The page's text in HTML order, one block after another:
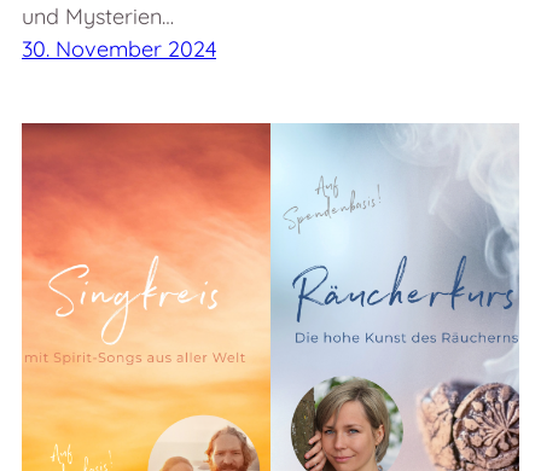
und Mysterien…
30. November 2024